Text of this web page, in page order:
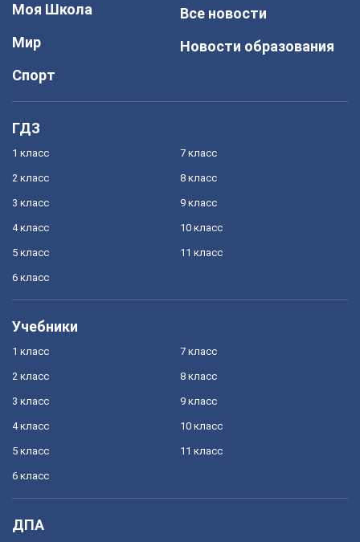
Моя Школа
Мир
Спорт
Все новости
Новости образования
ГДЗ
1 класс
2 класс
3 класс
4 класс
5 класс
6 класс
7 класс
8 класс
9 класс
10 класс
11 класс
Учебники
1 класс
2 класс
3 класс
4 класс
5 класс
6 класс
7 класс
8 класс
9 класс
10 класс
11 класс
ДПА